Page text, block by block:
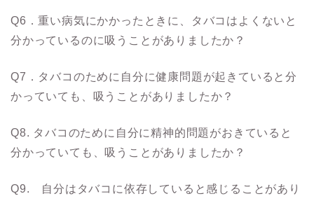
Q6．重い病気にかかったときに、タバコはよくないと
分かっているのに吸うことがありましたか？
Q7．タバコのために自分に健康問題が起きていると分
かっていても、吸うことがありましたか？
Q8. タバコのために自分に精神的問題がおきていると
分かっていても、吸うことがありましたか？
Q9. 自分はタバコに依存していると感じることがあり